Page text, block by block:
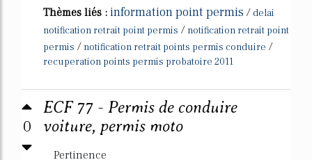
Thèmes liés : information point permis / delai
notification retrait point permis / notification retrait point
permis / notification retrait points permis conduire /
recuperation points permis probatoire 2011
0
ECF 77 - Permis de conduire
voiture, permis moto
Pertinence